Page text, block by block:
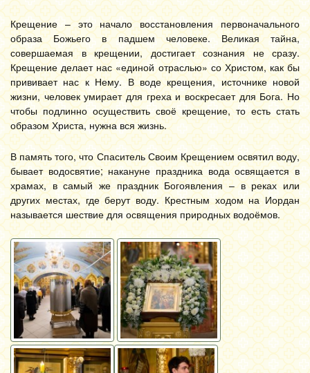
Крещение – это начало восстановления первоначального
образа Божьего в падшем человеке. Великая тайна,
совершаемая в крещении, достигает сознания не сразу.
Крещение делает нас «единой отраслью» со Христом, как бы
прививает нас к Нему. В воде крещения, источнике новой
жизни, человек умирает для греха и воскресает для Бога. Но
чтобы подлинно осуществить своё крещение, то есть стать
образом Христа, нужна вся жизнь.
В память того, что Спаситель Своим Крещением освятил воду,
бывает водосвятие; накануне праздника вода освящается в
храмах, в самый же праздник Богоявления – в реках или
других местах, где берут воду. Крестным ходом на Иордан
называется шествие для освящения природных водоёмов.